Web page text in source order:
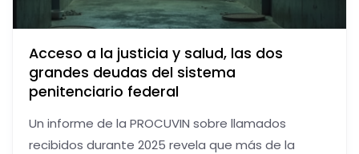
Acceso a la justicia y salud, las dos
grandes deudas del sistema
penitenciario federal
Un informe de la PROCUVIN sobre llamados
recibidos durante 2025 revela que más de la